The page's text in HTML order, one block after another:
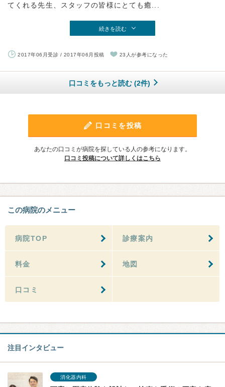
てくれる先生、スタッフの皆様にとても癒...
続きを読む
2017年06月受診 / 2017年06月投稿 23人が参考になった
口コミをもっと読む (2件)
口コミを投稿
あなたの口コミが病院を探している人の参考になります。
口コミ投稿について詳しくはこちら
この病院のメニュー
病院TOP 診療案内
料金 地図
口コミ
注目インタビュー
消化器内科